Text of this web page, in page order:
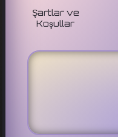
Şartlar ve
Koşullar